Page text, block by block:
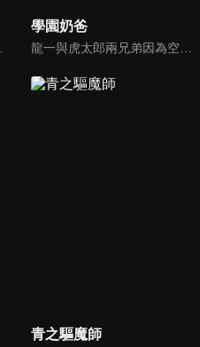
學園奶爸
龍一與虎太郎兩兄弟因為空難而失去雙親。他們被同樣在空難中失去兒子與兒媳的森之宮學園的理事長所收留。可是收留的條件是龍一必須在學園內的保育室擔任保母。學園特地為了媽媽老師們設置了保育室，並且為了彌補保育室人力不足的窘況而成立了保母社，龍一順理成章的成為保母社的1號社員。
青之驅魔師